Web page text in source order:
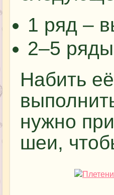
1 ряд –
2–5
Набить
нужно
шеи,